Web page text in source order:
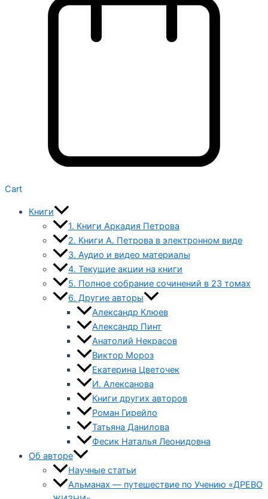
Cart
Книги
1. Книги Аркадия Петрова
2. Книги А. Петрова в электронном виде
3. Аудио и видео материалы
4. Текущие акции на книги
5. Полное собрание сочинений в 23 томах
6. Другие авторы
Александр Клюев
Александр Пинт
Анатолий Некрасов
Виктор Мороз
Екатерина Цветочек
И. Алексанова
Книги других авторов
Роман Гирейло
Татьяна Данилова
Фесик Наталья Леонидовна
Об авторе
Научные статьи
Альманах — путешествие по Учению «ДРЕВО